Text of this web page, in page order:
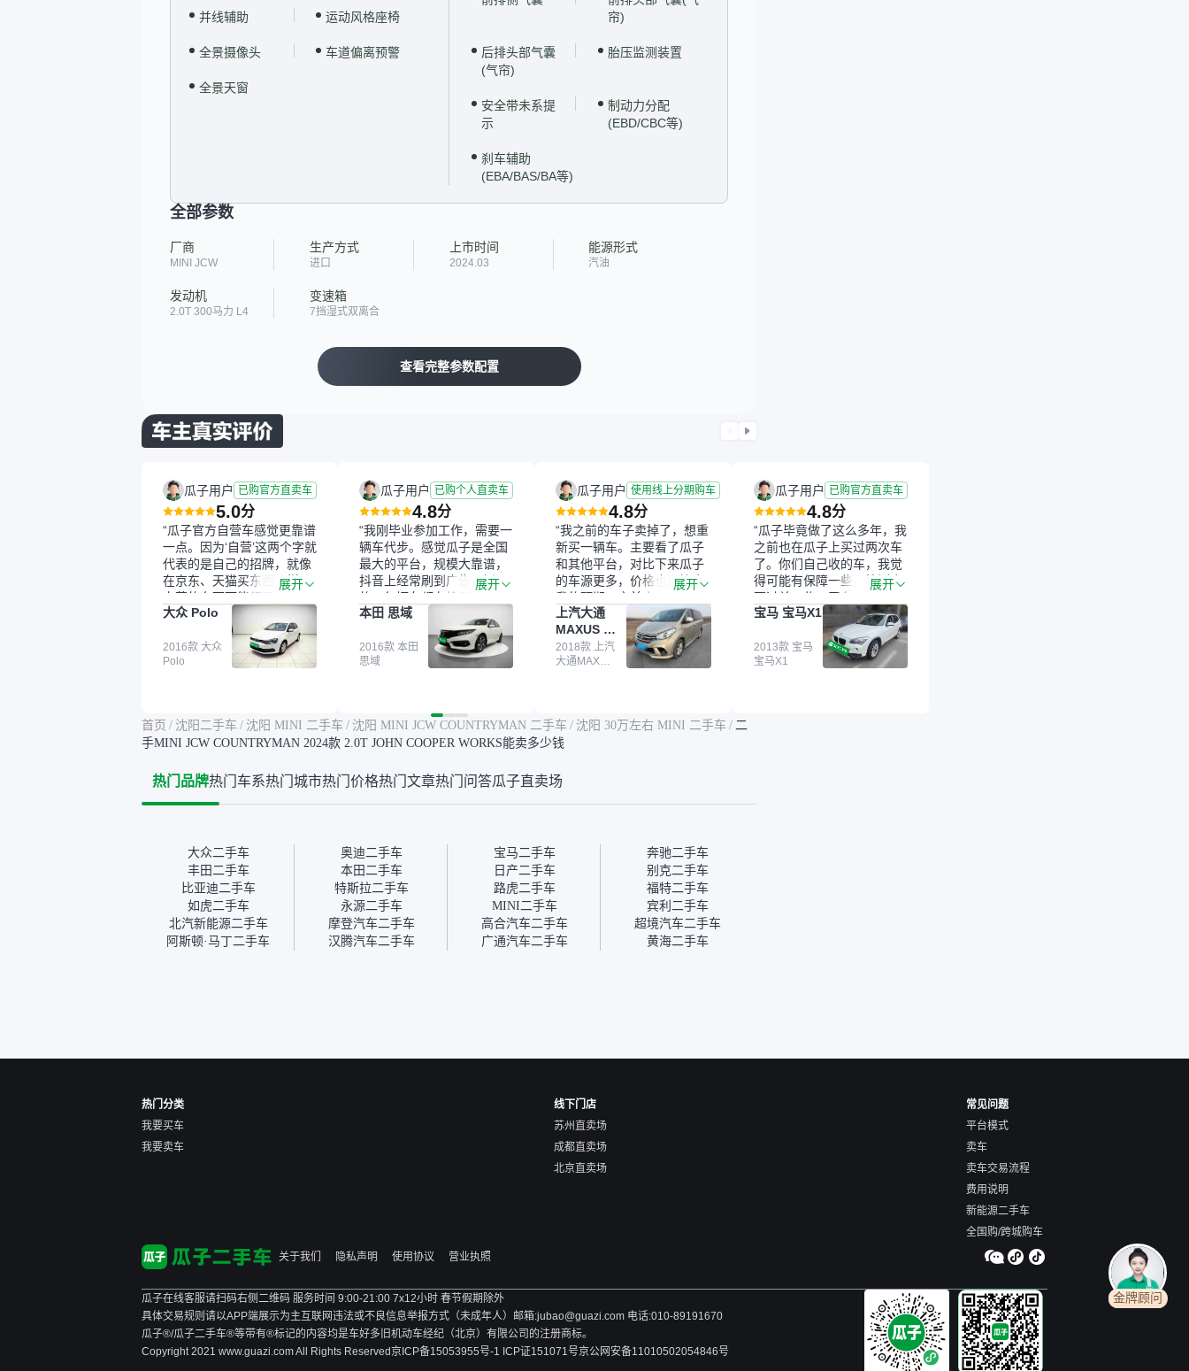
并线辅助 运动风格座椅
全景摄像头 车道偏离预警
全景天窗
帘)
后排头部气囊
(气帘)
胎压监测装置
安全带未系提
示
制动力分配
(EBD/CBC等)
刹车辅助
(EBA/BAS/BA等)
全部参数
厂商
MINI JCW
生产方式
进口
上市时间
2024.03
能源形式
汽油
发动机
2.0T 300马力 L4
变速箱
7挡湿式双离合
查看完整参数配置
瓜子用户 已购官方直卖车
5.0分
“瓜子官方自营车感觉更靠谱
一点。因为‘自营’这两个字就
代表的是自己的招牌，就像
在京东、天猫买东西一样，
自营的东西可能都要好一
点。就是这种刻板印象吧。
一开始买二手车的时候，我
确实有担心过事故车、泡水
车这些问题。瓜子的检测报
况。我拿到你们的信息之
后，自己又在线上去做了一
台），同时也找了朋友帮忙
线下看车。结果跟你们的报
我第一天看车，第二天你们
就约我到店，我第三天去提
的车。去之前我提前跟交接
人员说好，到了之后要当着
我的面再做一次复检，你们
也安排了师傅，服务可以，
速度很快。体验下来自营车
展开
大众 Polo
2016款 大众
Polo
瓜子用户 已购个人直卖车
4.8分
“我刚毕业参加工作，需要一
辆车代步。感觉瓜子是全国
最大的平台，规模大靠谱，
抖音上经常刷到广告，挺火
的。每辆车都有检测报告，
这个让我很放心。去外面买
车全凭卖家一张嘴，不敢
买。我买了本田思域，白
色，过户次数少，公里数符
平台，车价贵点也正常，毕
竟有保障。其他平台上很多
车没有第三方检测报告，不
多花点钱买个放心。从个人
展开
本田 思域
2016款 本田
思域
瓜子用户 使用线上分期购车
4.8分
“我之前的车子卖掉了，想重
新买一辆车。主要看了瓜子
和其他平台，对比下来瓜子
的车源更多，价格也更符合
我的预期。之前卖车来过瓜
子，虽然价格没谈成，但
APP一直留着。瓜子毕竟是
大平台，整体印象还好。我
最终买了一台上汽大通，18
期，这一点很便捷，其他平
台的分期需要到当地办理，
心的额外价值。虽然我砍过
为瓜子有质保，车子出小毛
病维修更有保障。”
展开
上汽大通
MAXUS 大
通G10
2018款 上汽
大通MAXUS
瓜子用户 已购官方直卖车
4.8分
“瓜子毕竟做了这么多年，我
之前也在瓜子上买过两次车
了。你们自己收的车，我觉
得可能有保障一些，检测会
更过关一些。平台自己收上
来再卖的车，应该更可靠。
我买的是宝马X1，主要看中
它的价格和公里数比较合
适。另外，瓜子承诺无火
展开
宝马 宝马X1
2013款 宝马
宝马X1
首页 / 沈阳二手车 / 沈阳 MINI 二手车 / 沈阳 MINI JCW COUNTRYMAN 二手车 / 沈阳 30万左右 MINI 二手车 / 二
手MINI JCW COUNTRYMAN 2024款 2.0T JOHN COOPER WORKS能卖多少钱
热门品牌热门车系热门城市热门价格热门文章热门问答瓜子直卖场
大众二手车 奥迪二手车 宝马二手车
奔驰二手车
丰田二手车
本田二手车 日产二手车
别克二手车
比亚迪二手车
特斯拉二手车 路虎二手车
福特二手车
如虎二手车
永源二手车 MINI二手车
宾利二手车
北汽新能源二手车
摩登汽车二手车 高合汽车二手车
超境汽车二手车
阿斯顿·马丁二手车
汉腾汽车二手车 广通汽车二手车 黄海二手车
热门分类
我要买车
我要卖车
线下门店
苏州直卖场
成都直卖场
北京直卖场
常见问题
平台模式
卖车
卖车交易流程
费用说明
新能源二手车
全国购/跨城购车
关于我们
隐私声明 使用协议 营业执照
瓜子在线客服请扫码右侧二维码 服务时间 9:00-21:00 7x12小时 春节假期除外
具体交易规则请以APP端展示为主 互联网违法或不良信息举报方式（未成年人）邮箱:jubao@guazi.com 电话:010-89191670
瓜子®/瓜子二手车®等带有®标记的内容均是车好多旧机动车经纪（北京）有限公司的注册商标。
Copyright 2021 www.guazi.com All Rights Reserved京ICP备15053955号-1 ICP证151071号京公网安备11010502054846号
金牌顾问